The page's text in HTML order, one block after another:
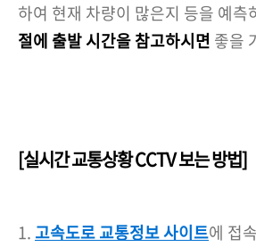
하여 현재 차량이 많은지 등을 예측
절에 출발 시간을 참고하시면 좋을
[실시간 교통상황 CCTV 보는 방법]
1. 고속도로 교통정보 사이트에 접